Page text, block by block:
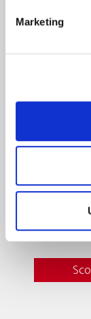
Marketing
Cantine
curiosità,
cantina. In